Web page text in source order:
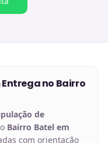
no Bairro
de
Bairro Batel em
com orientação